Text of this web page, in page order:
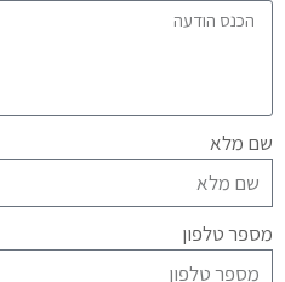
שם מלא
מספר טלפון